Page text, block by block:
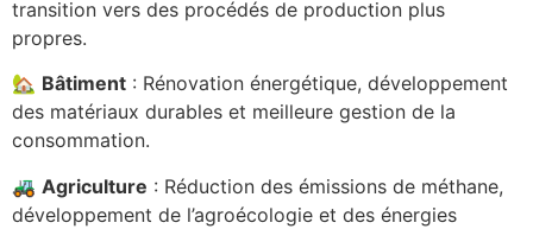
transition vers des procédés de production plus
propres.
🏡 Bâtiment : Rénovation énergétique, développement
des matériaux durables et meilleure gestion de la
consommation.
🚜 Agriculture : Réduction des émissions de méthane,
développement de l’agroécologie et des énergies